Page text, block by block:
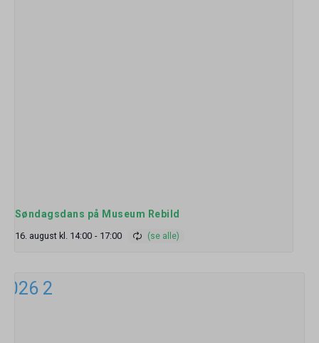
Søndagsdans på Museum Rebild
16. august kl. 14:00 - 17:00